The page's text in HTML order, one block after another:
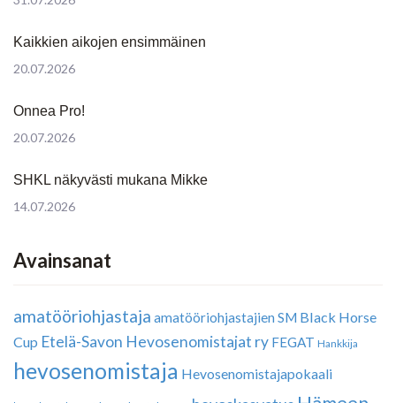
Kaikkien aikojen ensimmäinen
20.07.2026
Onnea Pro!
20.07.2026
SHKL näkyvästi mukana Mikke
14.07.2026
Avainsanat
amatööriohjastaja amatööriohjastajien SM Black Horse
Cup Etelä-Savon Hevosenomistajat ry FEGAT Hankkija
hevosenomistaja Hevosenomistajapokaali